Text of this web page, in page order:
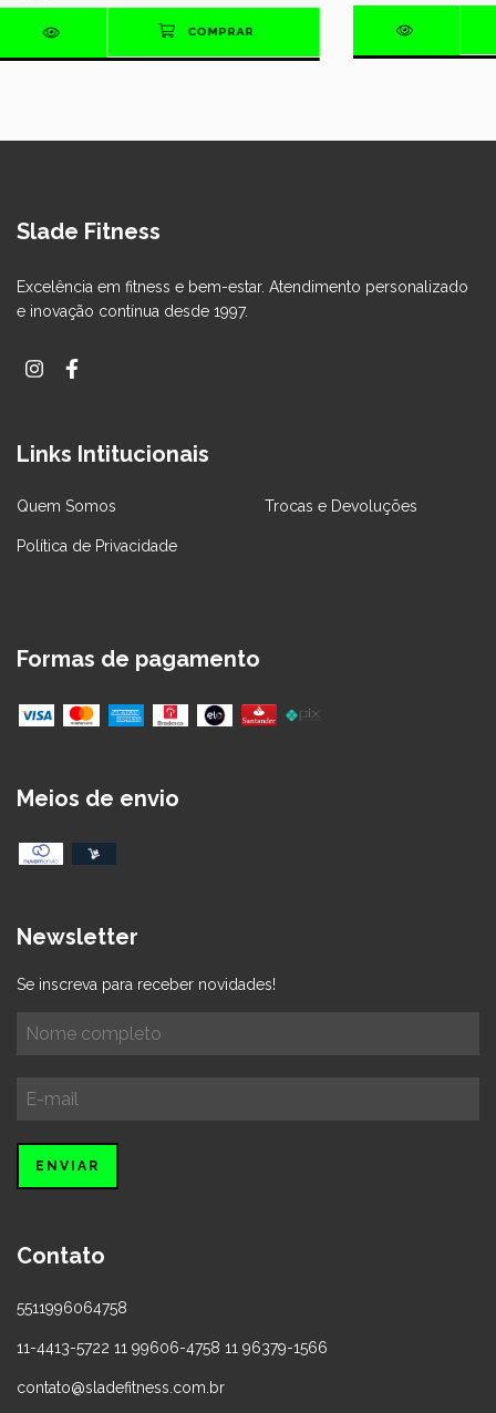
Slade Fitness
Excelência em fitness e bem-estar. Atendimento personalizado
e inovação contínua desde 1997.
Links Intitucionais
Quem Somos Trocas e Devoluções
Política de Privacidade
Formas de pagamento
Meios de envio
Newsletter
Se inscreva para receber novidades!
Contato
5511996064758
11-4413-5722 11 99606-4758 11 96379-1566
contato@sladefitness.com.br